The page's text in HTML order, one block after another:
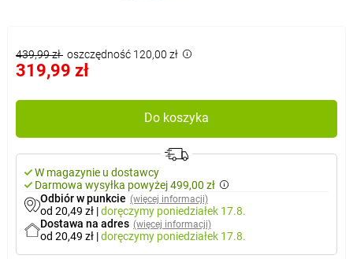
439,99 zł oszczędność 120,00 zł
319,99 zł
Do koszyka
W magazynie u dostawcy
Darmowa wysyłka powyżej 499,00 zł
Odbiór w punkcie (więcej informacji)
od 20,49 zł |doręczymy poniedziałek 17.8.
Dostawa na adres (więcej informacji)
od 20,49 zł |doręczymy poniedziałek 17.8.